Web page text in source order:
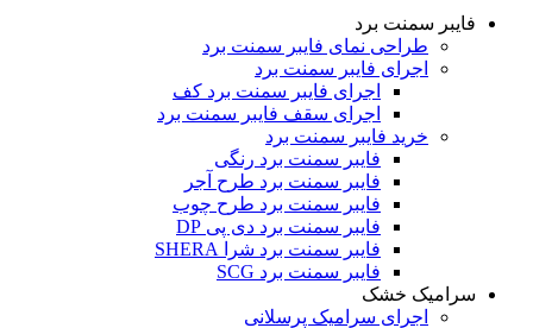
فایبر سمنت برد
طراحی نمای فایبر سمنت برد
اجرای فایبر سمنت برد
اجرای فایبر سمنت برد کف
اجرای سقف فایبر سمنت برد
خرید فایبر سمنت برد
فایبر سمنت برد رنگی
فایبر سمنت برد طرح آجر
فایبر سمنت برد طرح چوب
فایبر سمنت برد دی پی DP
فایبر سمنت برد شرا SHERA
فایبر سمنت برد SCG
سرامیک خشک
اجرای سرامیک پرسلانی